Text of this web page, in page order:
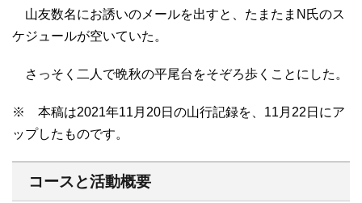
山友数名にお誘いのメールを出すと、たまたまN氏のス
ケジュールが空いていた。
さっそく二人で晩秋の平尾台をそぞろ歩くことにした。
※ 本稿は2021年11月20日の山行記録を、11月22日にア
ップしたものです。
コースと活動概要